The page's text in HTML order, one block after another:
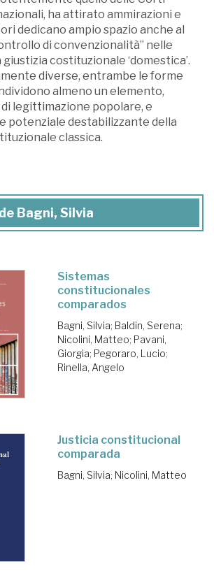
ha attirato ammirazioni e
dedicano ampio spazio anche al
di convenzionalità” nelle
costituzionale ‘domestica’.
diverse, entrambe le forme
almeno un elemento,
di legittimazione popolare, e
potenziale destabilizzante della
classica.
Bagni, Silvia
Sistemas
constitucionales
comparados
Bagni, Silvia; Baldin, Serena;
Nicolini, Matteo; Pavani,
Giorgia; Pegoraro, Lucio;
Rinella, Angelo
Justicia constitucional
comparada
Bagni, Silvia; Nicolini, Matteo